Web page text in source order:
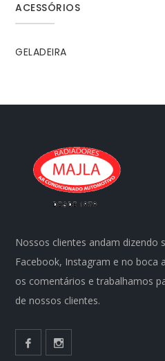
ACESSÓRIOS
GELADEIRA
Nossos clientes andam dizendo
Facebook, Instagram e no boca
os comentários e trabalhamos
de nossos clientes.